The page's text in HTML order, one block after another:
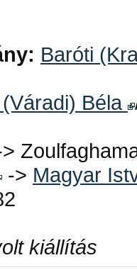
Baróti
Béla
-> Magyar
kiállítás